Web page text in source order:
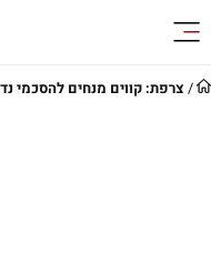
/ צרפת: קווים מנחים להסכמי